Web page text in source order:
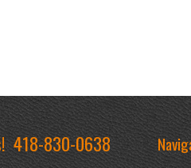
418-830-0638